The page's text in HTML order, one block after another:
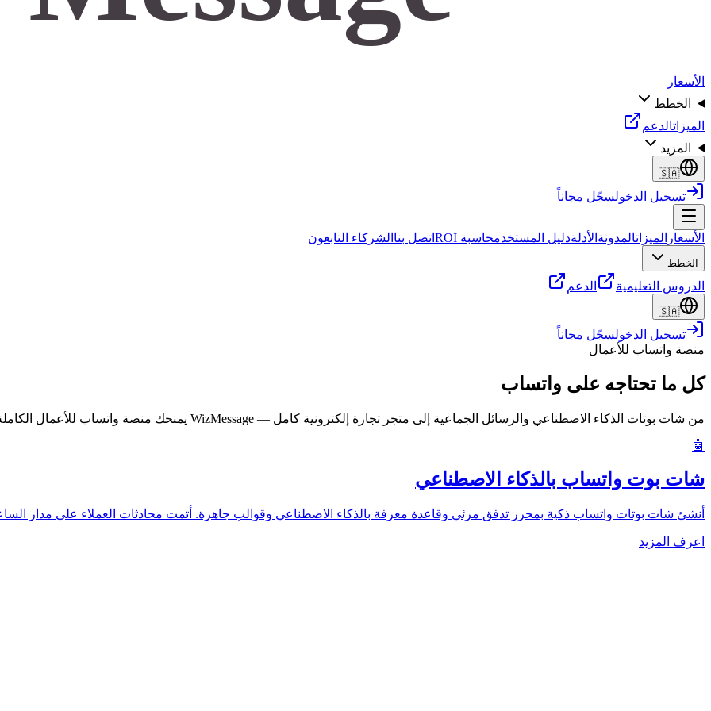
الأسعار
الخطط
الميزاتالدعم
المزيد
🇸🇦
تسجيل الدخولسجّل مجاناً
الأسعار الميزاتالمدونة الأدلةدليل المستخدمحاسبة ROI اتصل بنا الشركاء التابعون
الخطط
الدروس التعليمية الدعم
🇸🇦
تسجيل الدخولسجّل مجاناً
منصة واتساب للأعمال
كل ما تحتاجه على واتساب
من شات بوتات الذكاء الاصطناعي والرسائل الجماعية إلى متجر تجارة إلكترونية كامل — WizMessage يمنحك منصة واتساب للأعمال الكاملة مع واجهة برمجة Meta الرسمية.
🤖
شات بوت واتساب بالذكاء الاصطناعي
أنشئ شات بوتات واتساب ذكية بمحرر تدفق مرئي وقاعدة معرفة بالذكاء الاصطناعي وقوالب جاهزة. أتمت محادثات العملاء على مدار
اعرف المزيد